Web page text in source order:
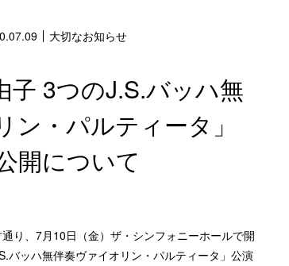
大切なお知らせ
子 3つのJ.S.バッハ無
ン・パルティータ」
開について
り、7月10日（金）ザ・シンフォニーホールで開
バッハ無伴奏ヴァイオリン・パルティータ」公演